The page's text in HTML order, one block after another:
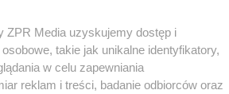
ZPR Media uzyskujemy dostęp i
takie jak unikalne identyfikatory,
w celu zapewniania
reklam i treści, badanie odbiorców oraz